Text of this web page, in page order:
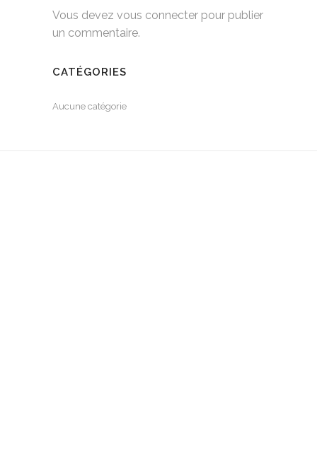
Vous devez vous connecter pour publier
un commentaire.
CATÉGORIES
Aucune catégorie